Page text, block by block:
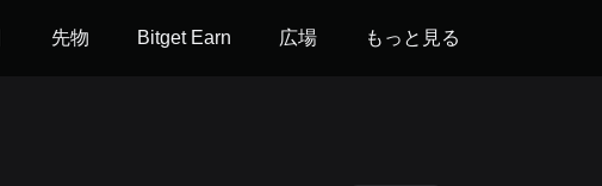
先物 Bitget Earn 広場 もっと見る